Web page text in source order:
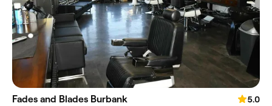
Fades and Blades Burbank
5.0